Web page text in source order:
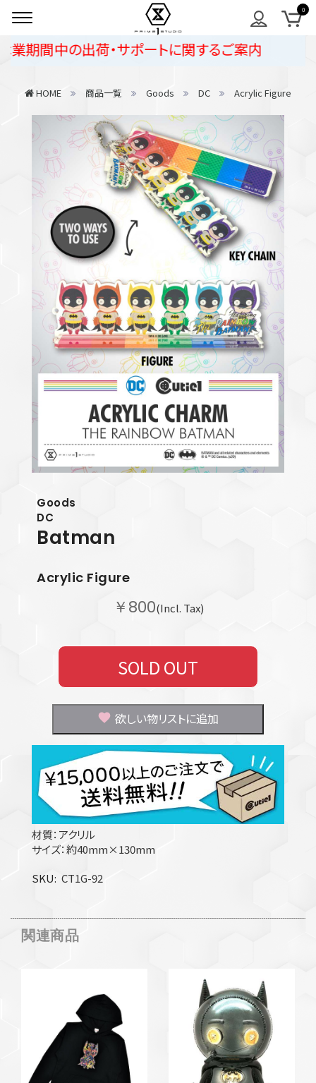
間中の出荷・サポートに関するご案内
HOME 商品一覧 Goods DC Acrylic Figure
Goods
DC
Batman
Acrylic Figure
￥800(Incl. Tax)
SOLD OUT
欲しい物リストに追加
材質：アクリル
サイズ：約40mm×130mm
SKU CT1G-92
関連商品